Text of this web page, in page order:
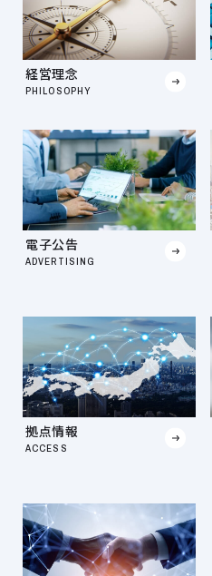
経営理念
PHILOSOPHY
電子公告
ADVERTISING
拠点情報
ACCESS